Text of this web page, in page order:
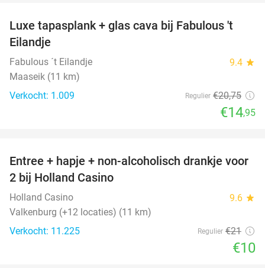
28%
Luxe tapasplank + glas cava bij Fabulous 't
Eilandje
Fabulous ´t Eilandje 9.4 star
Maaseik (11 km)
Verkocht: 1.009
Regulier €20,75
€14,95
52%
Entree + hapje + non-alcoholisch drankje voor
2 bij Holland Casino
Holland Casino 9.6 star
Valkenburg (+12 locaties) (11 km)
Verkocht: 11.225
Regulier €21
€10